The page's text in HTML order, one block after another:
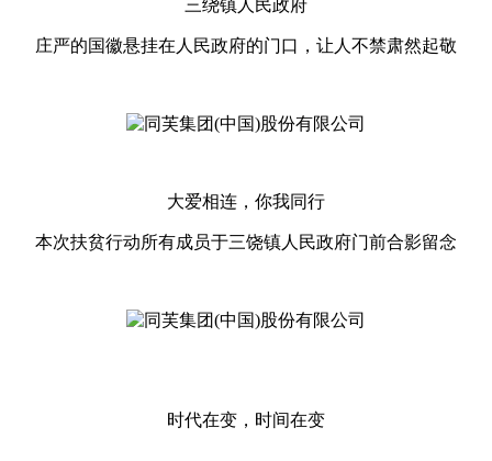
三绕镇人民政府
庄严的国徽悬挂在人民政府的门口，让人不禁肃然起敬
大爱相连，你我同行
本次扶贫行动所有成员于三饶镇人民政府门前合影留念
时代在变，时间在变